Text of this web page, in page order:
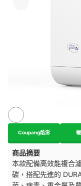
Coupang酷澎
商品摘要
本款配備高效能複合
碳，搭配先進的